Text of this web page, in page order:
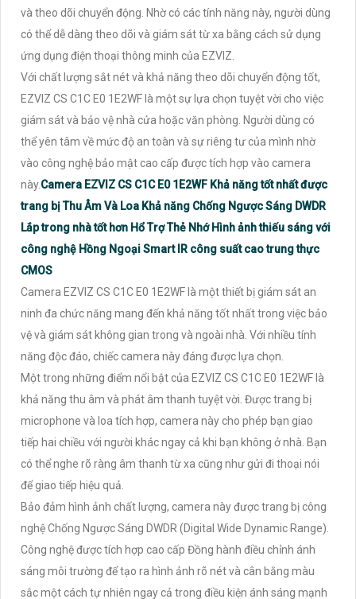
và theo dõi chuyển động. Nhờ có các tính năng này, người dùng
có thể dễ dàng theo dõi và giám sát từ xa bằng cách sử dụng
ứng dụng điện thoại thông minh của EZVIZ.
Với chất lượng sắt nét và khả năng theo dõi chuyển động tốt,
EZVIZ CS C1C E0 1E2WF là một sự lựa chọn tuyệt vời cho việc
giám sát và bảo vệ nhà cửa hoặc văn phòng. Người dùng có
thể yên tâm về mức độ an toàn và sự riêng tư của mình nhờ
vào công nghệ bảo mật cao cấp được tích hợp vào camera
này.Camera EZVIZ CS C1C E0 1E2WF Khả năng tốt nhất được
trang bị Thu Âm Và Loa Khả năng Chống Ngược Sáng DWDR
Lắp trong nhà tốt hơn Hổ Trợ Thẻ Nhớ Hình ảnh thiếu sáng với
công nghệ Hồng Ngoại Smart IR công suất cao trung thực
CMOS
Camera EZVIZ CS C1C E0 1E2WF là một thiết bị giám sát an
ninh đa chức năng mang đến khả năng tốt nhất trong việc bảo
vệ và giám sát không gian trong và ngoài nhà. Với nhiều tính
năng độc đáo, chiếc camera này đáng được lựa chọn.
Một trong những điểm nổi bật của EZVIZ CS C1C E0 1E2WF là
khả năng thu âm và phát âm thanh tuyệt vời. Được trang bị
microphone và loa tích hợp, camera này cho phép bạn giao
tiếp hai chiều với người khác ngay cả khi bạn không ở nhà. Bạn
có thể nghe rõ ràng âm thanh từ xa cũng như gửi đi thoại nói
để giao tiếp hiệu quả.
Bảo đảm hình ảnh chất lượng, camera này được trang bị công
nghệ Chống Ngược Sáng DWDR (Digital Wide Dynamic Range).
Công nghệ được tích hợp cao cấp Đồng hành điều chỉnh ánh
sáng môi trường để tạo ra hình ảnh rõ nét và cân bằng màu
sắc một cách tự nhiên ngay cả trong điều kiện ánh sáng mạnh